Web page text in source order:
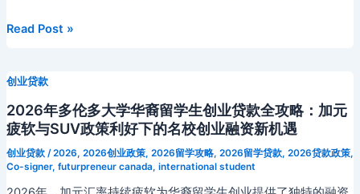
如
决
房
押
金
资
2026
班
牙
巴
罗
Read Post »
创业贷款
2026年多伦多大学华裔留学生创业贷款全攻略：加元
疲软与SUV政策利好下的名校创业融资新机遇
创业贷款/2026, 2026创业政策, 2026留学攻略, 2026留学贷款, 2026贷款政策,
Co-signer, futurpreneur canada, international student